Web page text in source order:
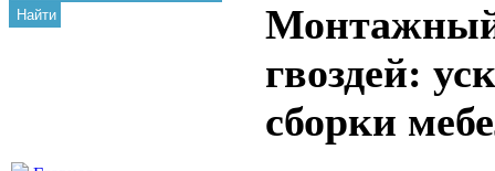
Найти
Монтажный
гвоздей:
сборки